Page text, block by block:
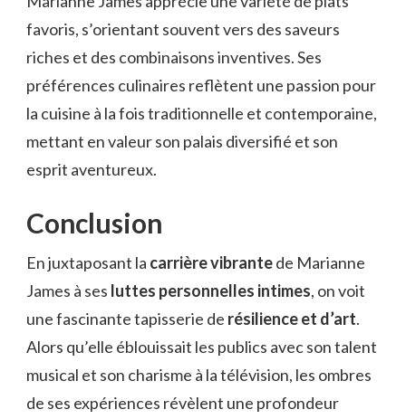
favoris, s’orientant souvent vers des saveurs
riches et des combinaisons inventives. Ses
préférences culinaires reflètent une passion pour
la cuisine à la fois traditionnelle et contemporaine,
mettant en valeur son palais diversifié et son
esprit aventureux.
Conclusion
En juxtaposant la carrière vibrantede Marianne
James à ses luttes personnelles intimes, on voit
une fascinante tapisserie de résilience et d’art.
Alors qu’elle éblouissait les publics avec son talent
musical et son charisme à la télévision, les ombres
de ses expériences révèlent une profondeur